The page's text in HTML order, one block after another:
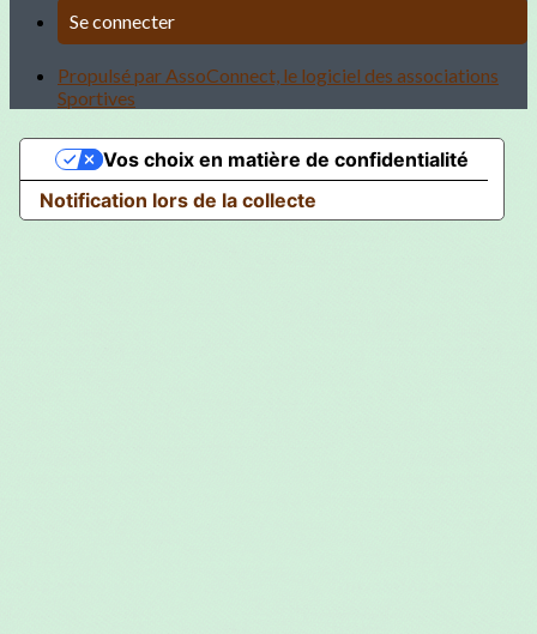
Se connecter
Propulsé par AssoConnect, le logiciel des associations
Sportives
Notification lors de la collecte
Vos choix en matière de confidentialité